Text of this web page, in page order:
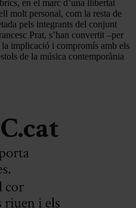
en el marc d’una llibertat
molt personal, com la resta de
pels integrants del conjunt
Prat, s’han convertit –per
implicació i compromís amb els
de la música contemporània